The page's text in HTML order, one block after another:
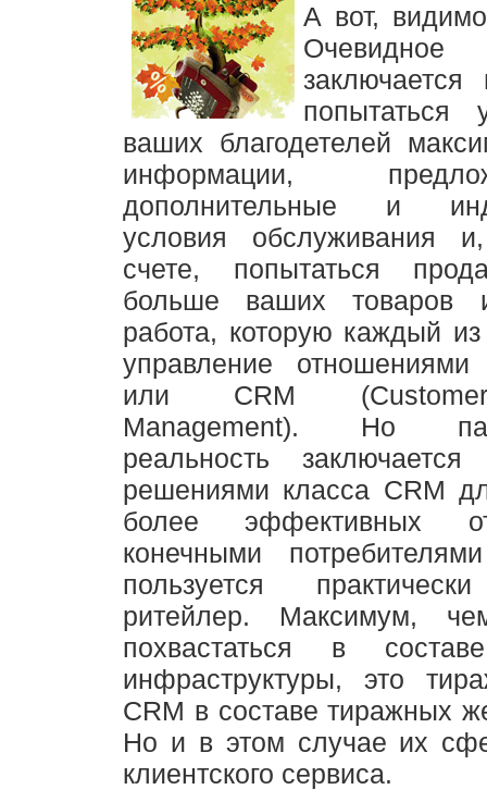
А вот,
попытаться
ваших благодетелей
информации,
дополнительные и
условия обслуживания
счете, попытаться
больше ваших товаров
работа, которую каждый из
управление
или CRM
Management). Но
реальность
решениями класса CRM
более эффективных
конечными
пользуется
ритейлер. Максимум,
похвастаться в
инфраструктуры, это
CRM в составе тиражных
Но и в этом случае их
клиентского сервиса.